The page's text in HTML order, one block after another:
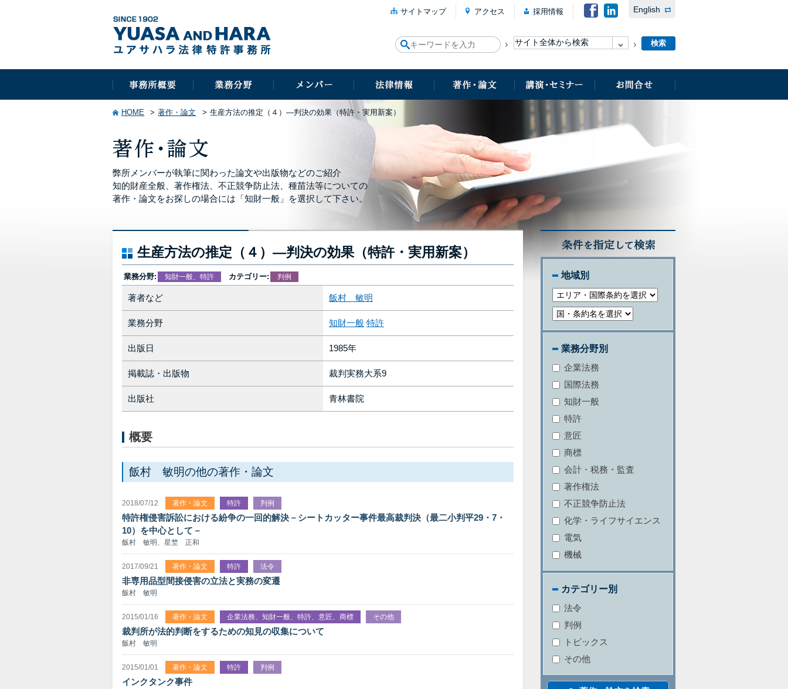
サイトマップ アクセス 採用情報 English
HOME 著作・論文 生産方法の推定（４）―判決の効果（特許・実用新案）
弊所メンバーが執筆に関わった論文や出版物などのご紹介
知的財産全般、著作権法、不正競争防止法、種苗法等についての
著作・論文をお探しの場合には「知財一般」を選択して下さい。
生産方法の推定（４）―判決の効果（特許・実用新案）
業務分野: 知財一般、特許 カテゴリー: 判例
著者など 飯村 敏明
業務分野 知財一般 特許
出版日 1985年
掲載誌・出版物 裁判実務大系9
出版社 青林書院
概要
飯村 敏明の他の著作・論文
2018/07/12 著作・論文 特許 判例
特許権侵害訴訟における紛争の一回的解決－シートカッター事件最高裁判決（最二小判平29・7・
10）を中心として－
飯村 敏明、星埜 正和
2017/09/21 著作・論文 特許 法令
非専用品型間接侵害の立法と実務の変遷
飯村 敏明
2015/01/16 著作・論文 企業法務、知財一般、特許、意匠、商標 その他
裁判所が法的判断をするための知見の収集について
飯村 敏明
2015/01/01 著作・論文 特許 判例
インクタンク事件
地域別
業務分野別
企業法務
国際法務
知財一般
特許
意匠
商標
会計・税務・監査
著作権法
不正競争防止法
化学・ライフサイエンス
電気
機械
カテゴリー別
法令
判例
トピックス
その他